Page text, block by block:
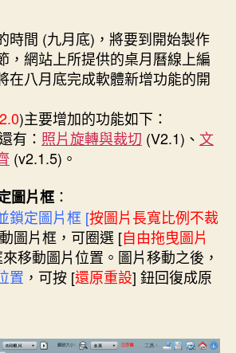
片
供
挑
(v2.2)”
佈
日
期
時間 (九月底)，將要到開始製作
，網站上所提供的桌月曆線上編
在八月底完成軟體新增功能的開
)主要增加的功能如下：
有： 照片旋轉與裁切 (V2.1)、 文
(v2.1.5)。
圖片框 ：
鎖定圖片框 [按圖片長寬比例不裁
圖片框，可圈選 [自由拖曳圖片
移動圖片位置 。圖片移動之後，
置 ，可按 [還原重設] 鈕回復成原